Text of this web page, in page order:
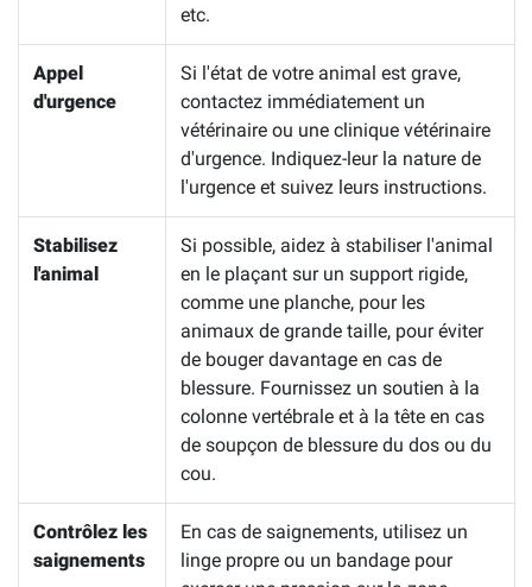
etc.
Appel
d'urgence
Si l'état de votre animal est grave,
contactez immédiatement un
vétérinaire ou une clinique vétérinaire
d'urgence. Indiquez-leur la nature de
l'urgence et suivez leurs instructions.
Stabilisez
l'animal
Si possible, aidez à stabiliser l'animal
en le plaçant sur un support rigide,
comme une planche, pour les
animaux de grande taille, pour éviter
de bouger davantage en cas de
blessure. Fournissez un soutien à la
colonne vertébrale et à la tête en cas
de soupçon de blessure du dos ou du
cou.
Contrôlez les
saignements
En cas de saignements, utilisez un
linge propre ou un bandage pour